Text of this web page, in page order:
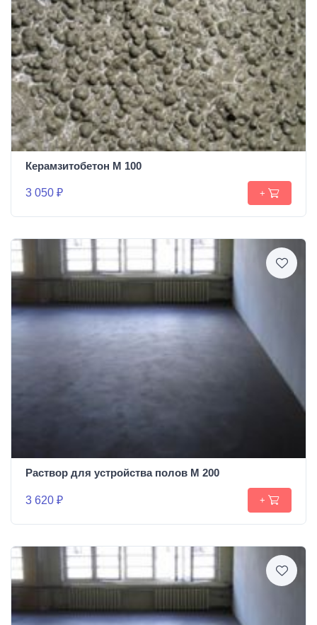
Керамзитобетон М 100
3 050 ₽ +
Раствор для устройства полов М 200
3 620 ₽ +